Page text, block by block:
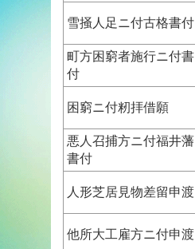
雪掻人足ニ付古格書付
町方困窮者施行ニ付書
付
困窮ニ付籾拝借願
悪人召捕方ニ付福井藩
書付
人形芝居見物差留申渡
他所大工雇方ニ付申渡